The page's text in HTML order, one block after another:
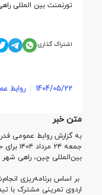
تورنمنت بین المللی
اشتراک گذاری:
1404/05/22 روابط
متن خبر
به گزارش روابط عمومی
جمعه ۲۴
بین‌المللی چین، راهی
بر اساس برنامه‌ریزی
اردوی تمرینی مشترک با